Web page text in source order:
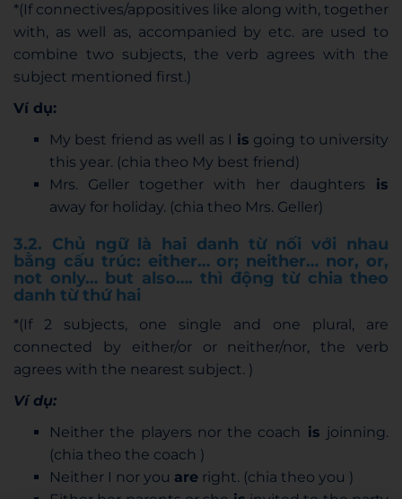
*(If connectives/appositives like along with, together
with, as well as, accompanied by etc. are used to
combine two subjects, the verb agrees with the
subject mentioned first.)
Ví dụ:
My best friend as well as I is going to university
this year. (chia theo My best friend)
Mrs. Geller together with her daughters is
away for holiday. (chia theo Mrs. Geller)
3.2. Chủ ngữ là hai danh từ nối với nhau
bằng cấu trúc: either… or; neither… nor, or,
not only… but also…. thì động từ chia theo
danh từ thứ hai
*(If 2 subjects, one single and one plural, are
connected by either/or or neither/nor, the verb
agrees with the nearest subject. )
Ví dụ:
Neither the players nor the coach is joinning.
(chia theo the coach )
Neither I nor you are right. (chia theo you )